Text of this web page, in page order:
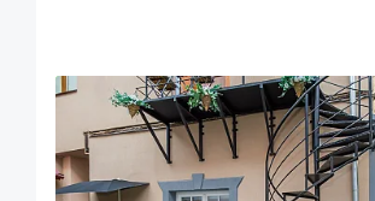
OFERTA NOUA EXCLUSIVITATE
Garsoniera zona Facultatii de
Brasov
20 Parter